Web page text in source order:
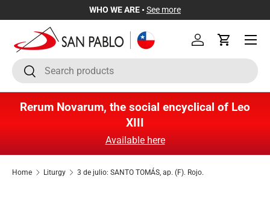
Skip to content
WHO WE ARE •See more
SearchSearch
Log inCart
Menu
Rerum Novarum, the social encyclical of Leo
XIII
Available here
Home Liturgy 3 de julio: SANTO TOMÁS, ap. (F). Rojo.